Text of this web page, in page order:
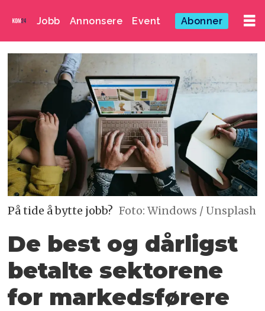
Jobb Annonsere Event Abonner
På tide å bytte jobb? Foto: Windows / Unsplash
De best og dårligst
betalte sektorene
for markedsførere